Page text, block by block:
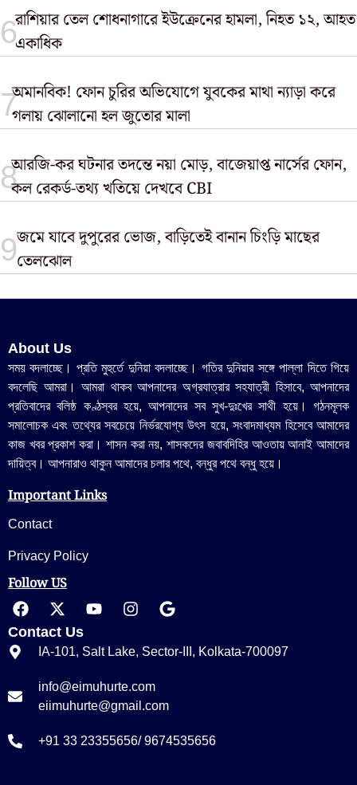
রাশিয়ার তেল শোধনাগারে ইউক্রেনের হামলা, নিহত ১২, আহত
একাধিক
অমানবিক! ফোন চুরির অভিযোগে যুবকের মাথা ন্যাড়া করে
গলায় ঝোলানো হল জুতোর মালা
আরজি-কর ঘটনার তদন্তে নয়া মোড়, বাজেয়াপ্ত নার্সের ফোন,
কল রেকর্ড-তথ্য খতিয়ে দেখবে CBI
জমে যাবে দুপুরের ভোজ, বাড়িতেই বানান চিংড়ি মাছের
তেলঝোল
About Us
সময় বদলাচ্ছে। প্রতি মুহুর্তে দুনিয়া বদলাচ্ছে। গতির দুনিয়ার সঙ্গে পাল্লা দিতে গিয়ে
বদলেছি আমরা। আমরা থাকব আপনাদের অগ্রযাত্রার সহযাত্রী হিসাবে, আপনাদের
প্রতিবাদের বলিষ্ঠ কণ্ঠস্বর হয়ে, আপনাদের সব সুখ-দুঃখের সাথী হয়ে। গঠনমূলক
সমালোচক এবং তথ্যের সবচেয়ে নির্ভরযোগ্য উ‍ৎস হয়ে, সংবাদমাধ্যম হিসেবে আমাদের
কাজ খবর প্রকাশ করা। শাসন করা নয়, শাসকদের জবাবদিহির আওতায় আনাই আমাদের
দায়িত্ব। আপনারাও থাকুন আমাদের চলার পথে, বন্ধুর পথে বন্ধু হয়ে।
Important Links
Contact
Privacy Policy
Follow US
Contact Us
IA-101, Salt Lake, Sector-III, Kolkata-700097
info@eimuhurte.com
eiimuhurte@gmail.com
+91 33 23355656/ 9674535656